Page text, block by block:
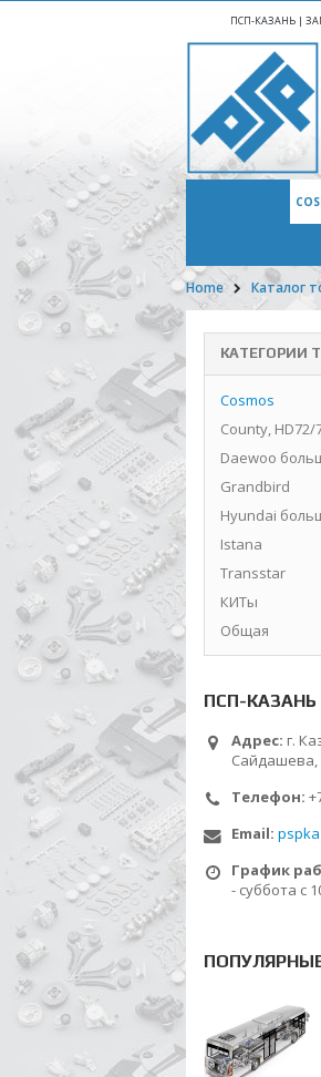
ПСП-КАЗАНЬ |
Home Каталог
КАТЕГОРИИ
Cosmos
County, HD72/
Daewoo
Grandbird
Hyundai
Istana
Transstar
КИТы
Общая
ПСП-КАЗАНЬ
Адрес: г.
Сайдашева,
Телефон:
Email:
График
- суббота с